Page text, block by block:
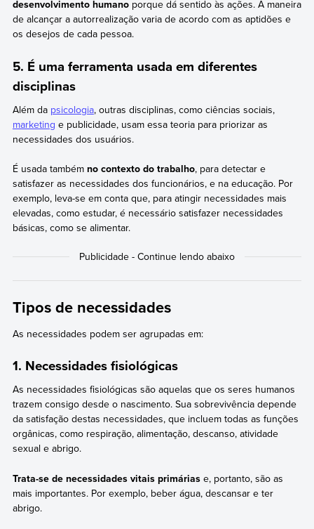
desenvolvimento humanoporque dá sentido às ações. A maneira
de alcançar a autorrealização varia de acordo com as aptidões e
os desejos de cada pessoa.
5. É uma ferramenta usada em diferentes
disciplinas
Além da psicologia, outras disciplinas, como ciências sociais,
marketing e publicidade, usam essa teoria para priorizar as
necessidades dos usuários.
É usada também no contexto do trabalho, para detectar e
satisfazer as necessidades dos funcionários, e na educação. Por
exemplo, leva-se em conta que, para atingir necessidades mais
elevadas, como estudar, é necessário satisfazer necessidades
básicas, como se alimentar.
Tipos de necessidades
As necessidades podem ser agrupadas em:
1. Necessidades fisiológicas
As necessidades fisiológicas são aquelas que os seres humanos
trazem consigo desde o nascimento. Sua sobrevivência depende
da satisfação destas necessidades, que incluem todas as funções
orgânicas, como respiração, alimentação, descanso, atividade
sexual e abrigo.
Trata-se de necessidades vitais primáriase, portanto, são as
mais importantes. Por exemplo, beber água, descansar e ter
abrigo.